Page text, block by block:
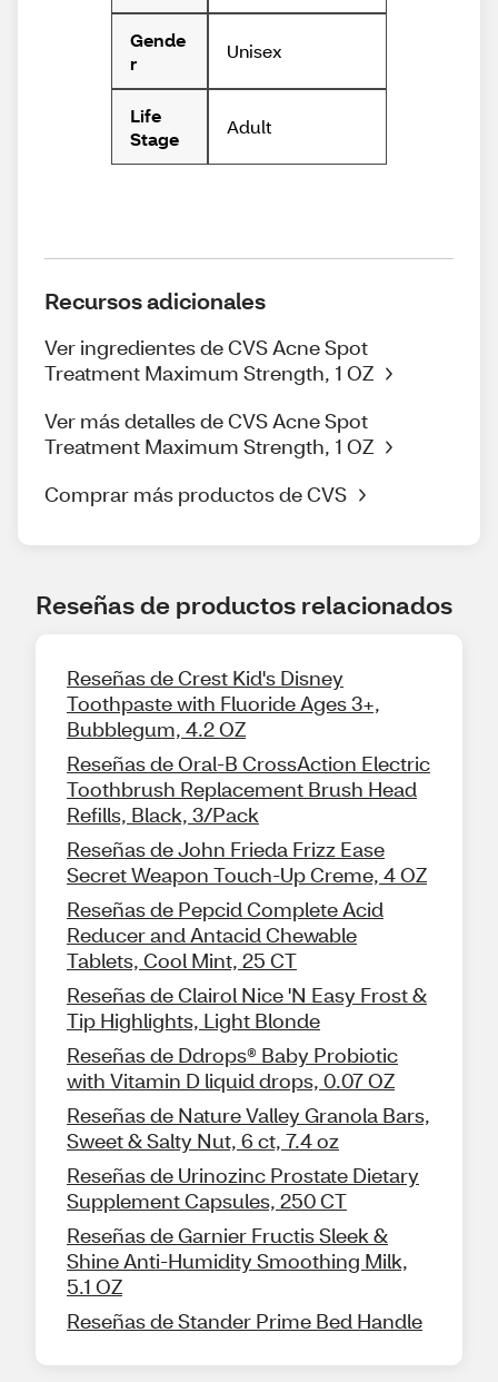
Gende
r
Unisex
Life
Stage
Adult
Recursos adicionales
Ver ingredientes de CVS Acne Spot
Treatment Maximum Strength, 1 OZ
Ver más detalles de CVS Acne Spot
Treatment Maximum Strength, 1 OZ
Comprar más productos de CVS
Reseñas de productos relacionados
Reseñas de Crest Kid's Disney
Toothpaste with Fluoride Ages 3+,
Bubblegum, 4.2 OZ
Reseñas de Oral-B CrossAction Electric
Toothbrush Replacement Brush Head
Refills, Black, 3/Pack
Reseñas de John Frieda Frizz Ease
Secret Weapon Touch-Up Creme, 4 OZ
Reseñas de Pepcid Complete Acid
Reducer and Antacid Chewable
Tablets, Cool Mint, 25 CT
Reseñas de Clairol Nice 'N Easy Frost &
Tip Highlights, Light Blonde
Reseñas de Ddrops® Baby Probiotic
with Vitamin D liquid drops, 0.07 OZ
Reseñas de Nature Valley Granola Bars,
Sweet & Salty Nut, 6 ct, 7.4 oz
Reseñas de Urinozinc Prostate Dietary
Supplement Capsules, 250 CT
Reseñas de Garnier Fructis Sleek &
Shine Anti-Humidity Smoothing Milk,
5.1 OZ
Reseñas de Stander Prime Bed Handle